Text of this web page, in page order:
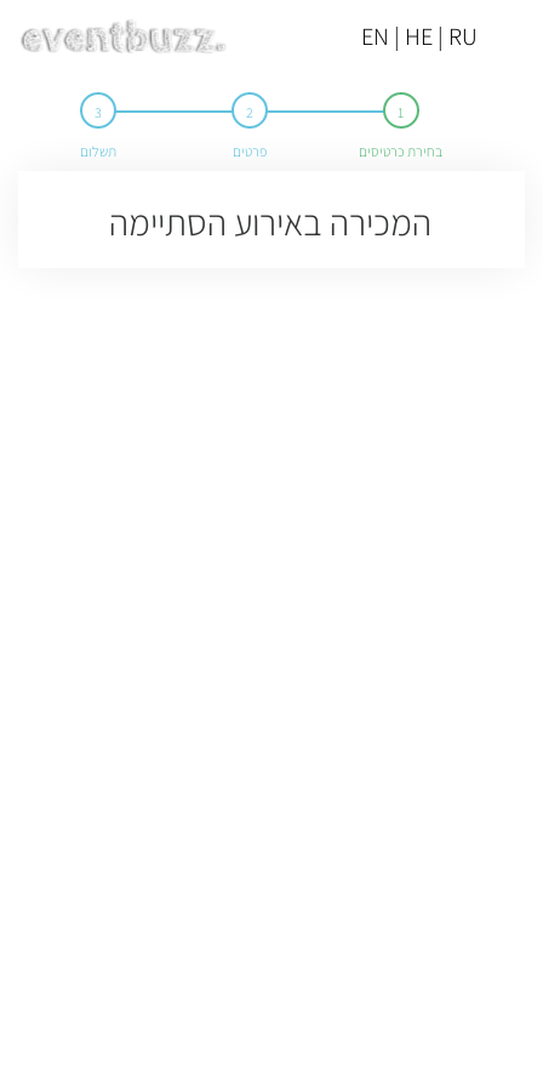
EN | HE | RU
בחירת כרטיסים פרטים תשלום
המכירה באירוע הסתיימה